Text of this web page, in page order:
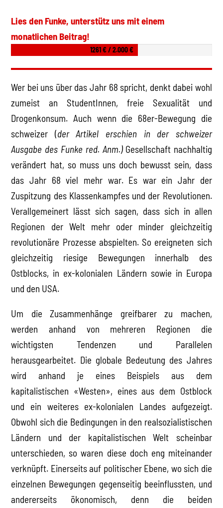
Lies den Funke, unterstütz uns mit einem
monatlichen Beitrag!
1261 € / 2.000 €
Wer bei uns über das Jahr 68 spricht, denkt dabei wohl
zumeist an StudentInnen, freie Sexualität und
Drogenkonsum. Auch wenn die 68er-Bewegung die
schweizer (der Artikel erschien in der schweizer
Ausgabe des Funke red. Anm.)Gesellschaft nachhaltig
verändert hat, so muss uns doch bewusst sein, dass
das Jahr 68 viel mehr war. Es war ein Jahr der
Zuspitzung des Klassenkampfes und der Revolutionen.
Verallgemeinert lässt sich sagen, dass sich in allen
Regionen der Welt mehr oder minder gleichzeitig
revolutionäre Prozesse abspielten. So ereigneten sich
gleichzeitig riesige Bewegungen innerhalb des
Ostblocks, in ex-kolonialen Ländern sowie in Europa
und den USA.
Um die Zusammenhänge greifbarer zu machen,
werden anhand von mehreren Regionen die
wichtigsten Tendenzen und Parallelen
herausgearbeitet. Die globale Bedeutung des Jahres
wird anhand je eines Beispiels aus dem
kapitalistischen «Westen», eines aus dem Ostblock
und ein weiteres ex-kolonialen Landes aufgezeigt.
Obwohl sich die Bedingungen in den realsozialistischen
Ländern und der kapitalistischen Welt scheinbar
unterschieden, so waren diese doch eng miteinander
verknüpft. Einerseits auf politischer Ebene, wo sich die
einzelnen Bewegungen gegenseitig beeinflussten, und
andererseits ökonomisch, denn die beiden